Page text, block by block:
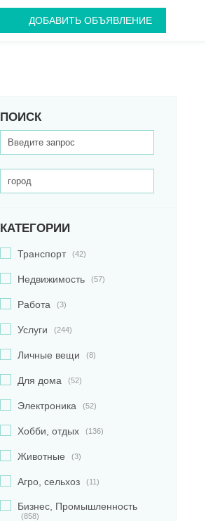
ДОБАВИТЬ ОБЪЯВЛЕНИЕ
ПОИСК
КАТЕГОРИИ
Транспорт (42)
Недвижимость (57)
Работа (3)
Услуги (244)
Личные вещи (8)
Для дома (52)
Электроника (52)
Хобби, отдых (136)
Животные (3)
Агро, сельхоз (11)
Бизнес, Промышленность
(858)